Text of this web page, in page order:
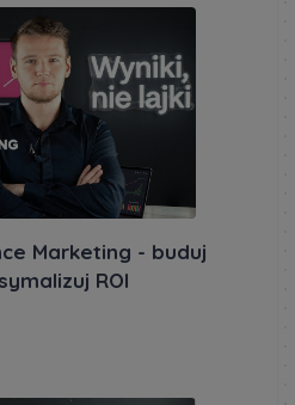
Marketing - buduj
ROI